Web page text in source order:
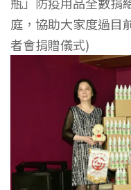
庭，協助大家度過目
者會捐贈儀式)